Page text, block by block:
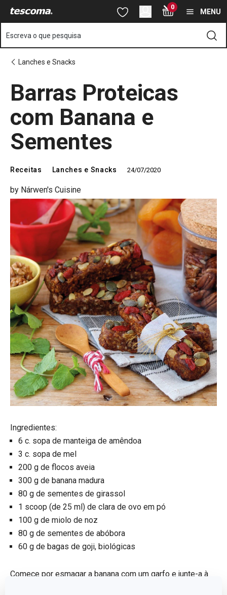
Está na página Barras Proteicas com Banana e Sementes
Saltar para o conteúdo principal
Saltar para a pesquisa
Saltar para a navegação 0
MENU
Escreva o que pesquisa
Lanches e Snacks
Barras Proteicas
com Banana e
Sementes
Receitas Lanches e Snacks 24/07/2020
by Nárwen's Cuisine
Ingredientes:
6 c. sopa de manteiga de amêndoa
3 c. sopa de mel
200 g de flocos aveia
300 g de banana madura
80 g de sementes de girassol
1 scoop (de 25 ml) de clara de ovo em pó
100 g de miolo de noz
80 g de sementes de abóbora
60 g de bagas de goji, biológicas
Comece por esmagar a banana com um garfo e junte-a à